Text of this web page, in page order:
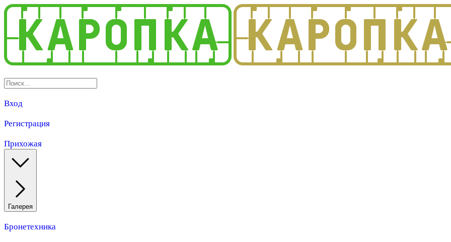
Вход
Регистрация
Прихожая
Галерея
Бронетехника